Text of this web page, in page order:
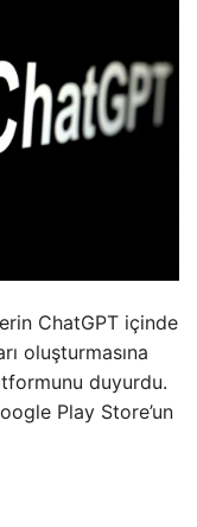
ChatGPT içinde
oluşturmasına
duyurdu.
Play Store’un